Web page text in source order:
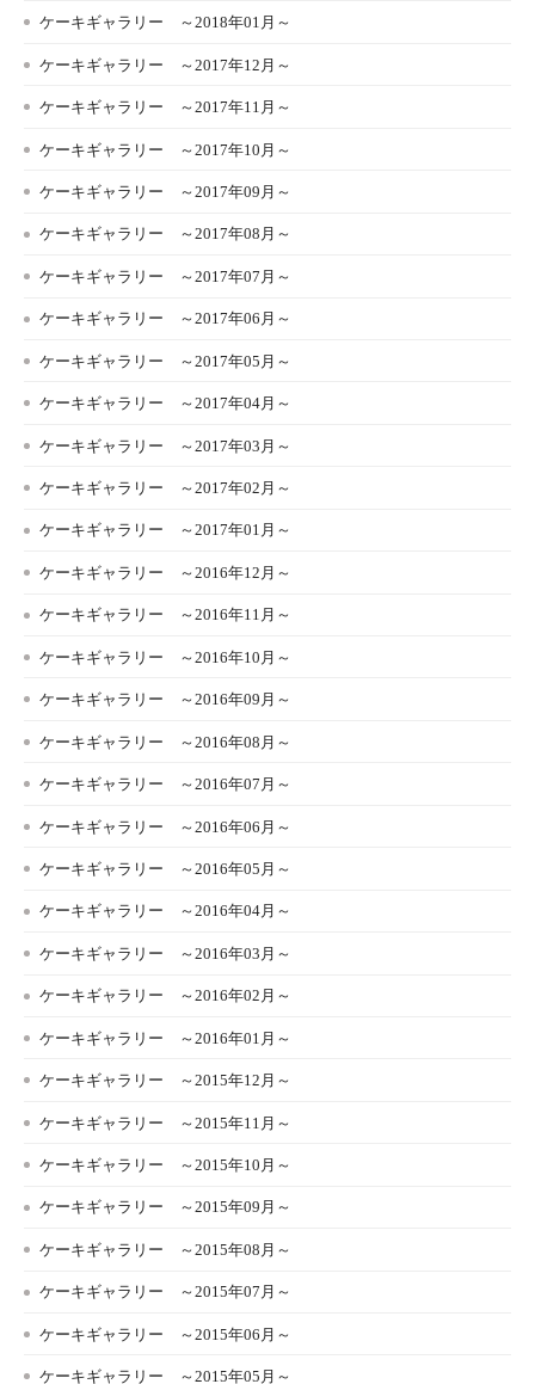
ケーキギャラリー ～2018年01月～
ケーキギャラリー ～2017年12月～
ケーキギャラリー ～2017年11月～
ケーキギャラリー ～2017年10月～
ケーキギャラリー ～2017年09月～
ケーキギャラリー ～2017年08月～
ケーキギャラリー ～2017年07月～
ケーキギャラリー ～2017年06月～
ケーキギャラリー ～2017年05月～
ケーキギャラリー ～2017年04月～
ケーキギャラリー ～2017年03月～
ケーキギャラリー ～2017年02月～
ケーキギャラリー ～2017年01月～
ケーキギャラリー ～2016年12月～
ケーキギャラリー ～2016年11月～
ケーキギャラリー ～2016年10月～
ケーキギャラリー ～2016年09月～
ケーキギャラリー ～2016年08月～
ケーキギャラリー ～2016年07月～
ケーキギャラリー ～2016年06月～
ケーキギャラリー ～2016年05月～
ケーキギャラリー ～2016年04月～
ケーキギャラリー ～2016年03月～
ケーキギャラリー ～2016年02月～
ケーキギャラリー ～2016年01月～
ケーキギャラリー ～2015年12月～
ケーキギャラリー ～2015年11月～
ケーキギャラリー ～2015年10月～
ケーキギャラリー ～2015年09月～
ケーキギャラリー ～2015年08月～
ケーキギャラリー ～2015年07月～
ケーキギャラリー ～2015年06月～
ケーキギャラリー ～2015年05月～